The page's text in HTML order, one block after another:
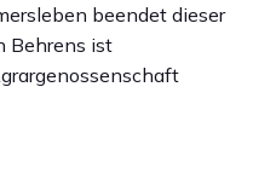
beendet dieser
Behrens ist